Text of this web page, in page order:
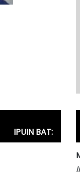
IPUIN BAT: